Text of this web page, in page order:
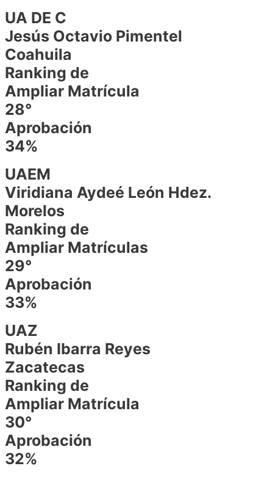
UA DE C
Jesús Octavio Pimentel
Coahuila
Ranking de
Ampliar Matrícula
28°
Aprobación
34%
UAEM
Viridiana Aydeé León Hdez.
Morelos
Ranking de
Ampliar Matrículas
29°
Aprobación
33%
UAZ
Rubén Ibarra Reyes
Zacatecas
Ranking de
Ampliar Matrícula
30°
Aprobación
32%